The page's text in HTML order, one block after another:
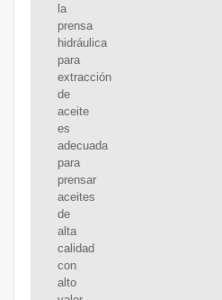
la
prensa
hidráulica
para
extracción
de
aceite
es
adecuada
para
prensar
aceites
de
alta
calidad
con
alto